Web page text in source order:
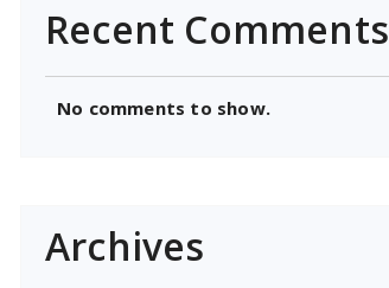
Recent Comments
No comments to show.
Archives